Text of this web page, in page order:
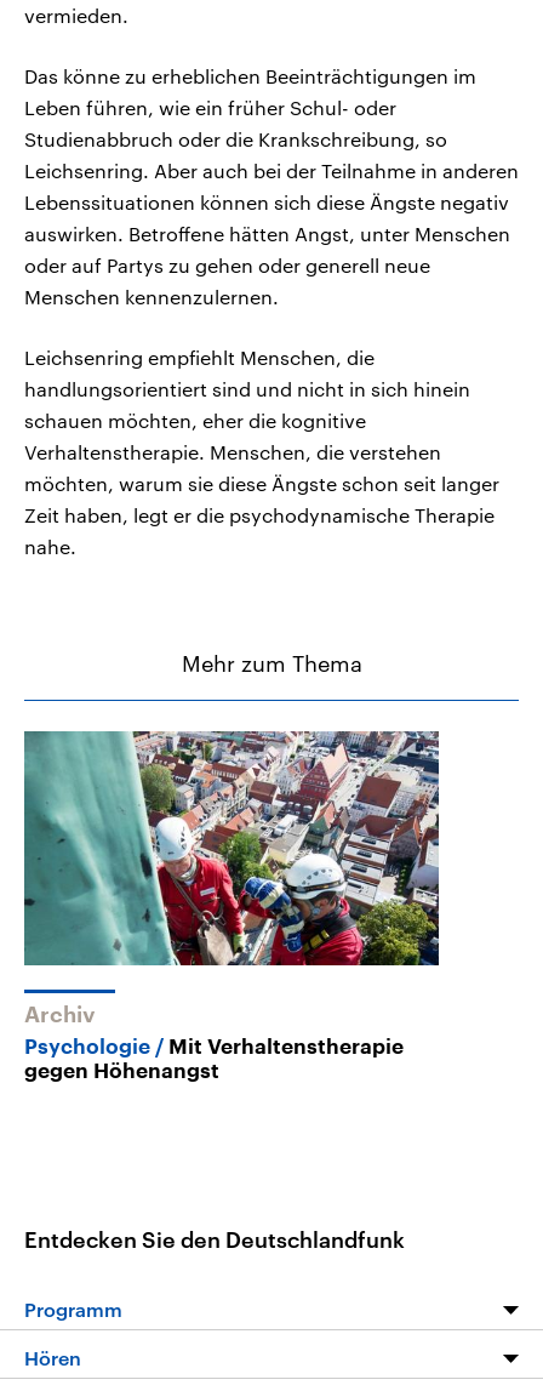
vermieden.
Das könne zu erheblichen Beeinträchtigungen im
Leben führen, wie ein früher Schul- oder
Studienabbruch oder die Krankschreibung, so
Leichsenring. Aber auch bei der Teilnahme in anderen
Lebenssituationen können sich diese Ängste negativ
auswirken. Betroffene hätten Angst, unter Menschen
oder auf Partys zu gehen oder generell neue
Menschen kennenzulernen.
Leichsenring empfiehlt Menschen, die
handlungsorientiert sind und nicht in sich hinein
schauen möchten, eher die kognitive
Verhaltenstherapie. Menschen, die verstehen
möchten, warum sie diese Ängste schon seit langer
Zeit haben, legt er die psychodynamische Therapie
nahe.
Mehr zum Thema
Archiv
Psychologie
Mit Verhaltenstherapie
gegen Höhenangst
Entdecken Sie den Deutschlandfunk
Programm
Programm
Hören